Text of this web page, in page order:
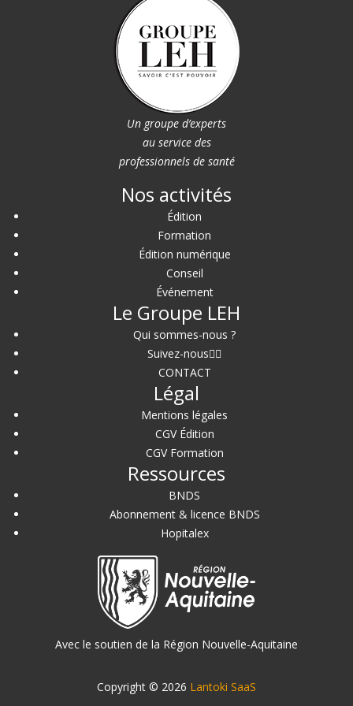
Un groupe d’experts
au service des
professionnels de santé
Nos activités
Édition
Formation
Édition numérique
Conseil
Événement
Le Groupe LEH
Qui sommes-nous ?
Suivez-nous
CONTACT
Légal
Mentions légales
CGV Édition
CGV Formation
Ressources
BNDS
Abonnement & licence BNDS
Hopitalex
Avec le soutien de la Région Nouvelle-Aquitaine
Copyright © 2026 Lantoki SaaS